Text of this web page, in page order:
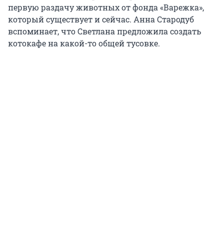
первую раздачу животных от фонда «Варежка»,
который существует и сейчас. Анна Стародуб
вспоминает, что Светлана предложила создать
котокафе на какой-то общей тусовке.